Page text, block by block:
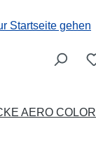
AERO COLOR